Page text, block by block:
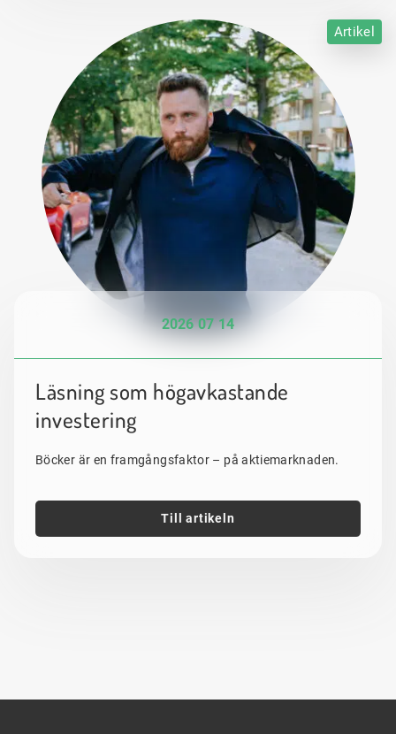
Artikel
2026 07 14
Läsning som högavkastande
investering
Böcker är en framgångsfaktor – på aktiemarknaden.
Till artikeln